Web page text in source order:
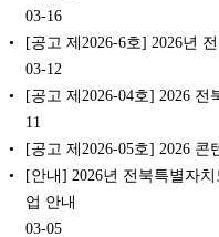
03-16
[공고 제2026-6호] 2026년
03-12
[공고 제2026-04호] 2026
11
[공고 제2026-05호] 2026
[안내] 2026년 전북특별자
업 안내
03-05